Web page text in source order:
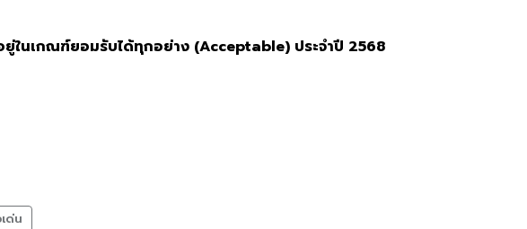
เกณฑ์ยอมรับได้ทุกอย่าง (Acceptable) ประจำปี 2568
ด่น